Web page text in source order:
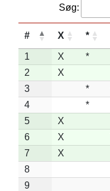
Søg:
# X *
1 X *
2
X
3
*
4
*
5
X
6
X
7
X
8
9